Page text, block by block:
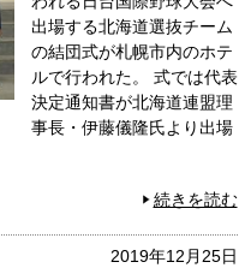
出場する北海道選抜チーム
の結団式が札幌市内のホテ
ルで行われた。 式では代表
決定通知書が北海道連盟理
事長・伊藤儀隆氏より出場
続きを読む
2019年12月25日